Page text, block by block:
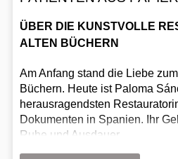
ÜBER DIE KUNSTVOLLE
ALTEN BÜCHERN
Am Anfang stand die Liebe
Büchern. Heute ist Paloma
herausragendsten
Dokumenten in Spanien. Ihr
Ruhe und Ausdauer.